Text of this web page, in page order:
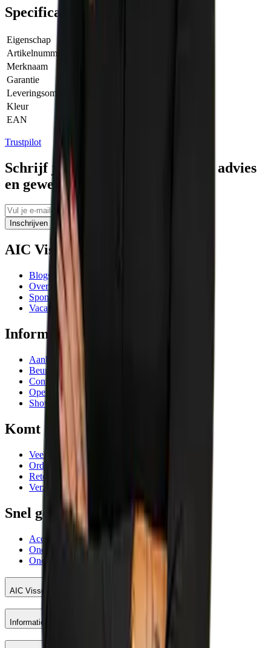
Specificaties
Eigenschap
Artikelnummer Fabrikant
Merknaam
Garantie
Leveringsomvang
Kleur
EAN
Trustpilot
Schrijf je in voor tips, persoonlijk advies
en geweldige aanbiedingen
Inschrijven
AIC Visser
Blogs
Over ons
Sponsoring
Vacatures
Informatie
Aanbiedingen
Beurzen en evenementen
Contactgegevens
Openingstijden
Showrooms
Komt goed
Veelgestelde vragen
Orderafhandeling
Retourneren
Verzending
Snel geregeld
Account AIC Visser
Onderhoud meetinstrumenten
Onderhoud en reparatie machines
AIC Visser
Informatie